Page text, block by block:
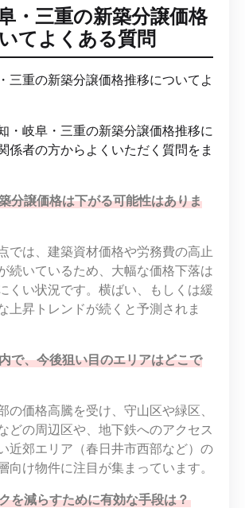
・三重の新築分譲価格
てよくある質問
・岐阜・三重の新築分譲価格推移に
係者の方からよくいただく質問をま
分譲価格は下がる可能性はありま
では、建築資材価格や労務費の高止
続いているため、大幅な価格下落は
くい状況です。横ばい、もしくは緩
上昇トレンドが続くと予測されま
で、今後狙い目のエリアはどこで
の価格高騰を受け、守山区や緑区、
どの周辺区や、地下鉄へのアクセス
近郊エリア（春日井市西部など）の
向け物件に注目が集まっています。
を減らすために有効な手段は？